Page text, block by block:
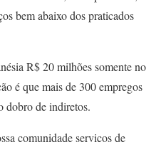
bem abaixo dos praticados
R$ 20 milhões somente no
é que mais de 300 empregos
dobro de indiretos.
comunidade serviços de